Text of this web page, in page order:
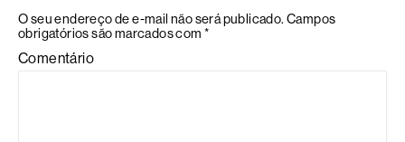
O seu endereço de e-mail não será publicado. Campos
obrigatórios são marcados com *
Comentário